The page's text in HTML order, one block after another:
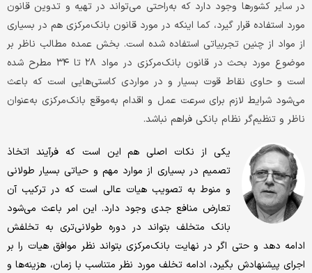
در سایر کشورها وجود دارد که به‌راحتی می‌تواند در تهیه و تدوین قانون
مورد استفاده قرار گیرد، کما اینکه در مورد قانون بانک‌مرکزی هم در بسیاری
از مواد از چنین تجربیاتی استفاده شده است. بخش عمده مطالب ناظر بر
موضوع مورد بحث در قانون بانک‌مرکزی در مواد ۲۸ تا ۳۴ مطرح شده
است و حاوی نقاط قوت بسیار و در مواردی کاستی‌هایی است که باعث
می‌شود شرایط لازم برای سرعت عمل و اقدام به‌موقع بانک‌مرکزی به‌عنوان
ناظر و تنظیم‌گر نظام بانکی فراهم نباشد.
یکی از نکات اصلی هم این است که فرآیند اتخاذ
تصمیم در بسیاری از موارد مهم و حیاتی بسیار طولانی
و منوط به تصویب هیات عالی است که در ترکیب آن
تعارض منافع جدی وجود دارد. این امر باعث می‌شود
بانک متخلف بتواند در دوره طولانی‌تری به تخلفش
ادامه دهد و حتی اگر در نهایت بانک‌مرکزی بتواند نظر موافق هیات را بر
اجرای پیشنهادش بگیرد، ادامه تخلف مورد نظر متناسب با زمان، هزینه‌ها و